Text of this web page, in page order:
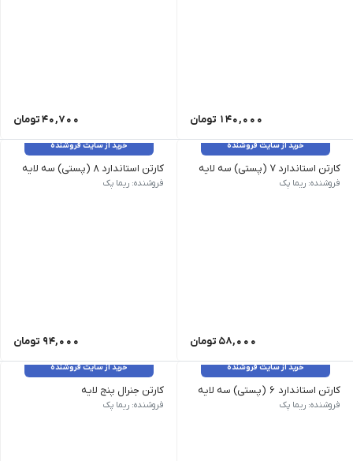
140,000 تومان 40,700تومان
خرید از سایت فروشنده
کارتن استاندارد 7 (پستی) سه لایه
فروشنده: ریما پک
58,000 تومان
خرید از سایت فروشنده
کارتن استاندارد 8 (پستی) سه لایه
فروشنده: ریما پک
94,000 تومان
خرید از سایت فروشنده
کارتن استاندارد 6 (پستی) سه لایه
فروشنده: ریما پک
خرید از سایت فروشنده
کارتن جنرال پنج لایه
طول 40cm - عرض 25cm - ارتفاع 32cm - تعداد در بسته 10 عدد
فروشنده: ریما پک